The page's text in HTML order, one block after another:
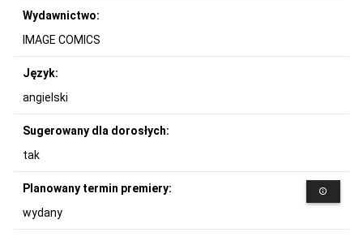
Wydawnictwo:
IMAGE COMICS
Język:
angielski
Sugerowany dla dorosłych:
tak
Planowany termin premiery:
wydany